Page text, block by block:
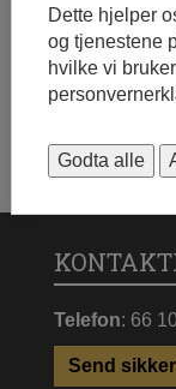
Telefon: 66
Send
Dette hjelper
og tjenestene
hvilke vi
Godta alle